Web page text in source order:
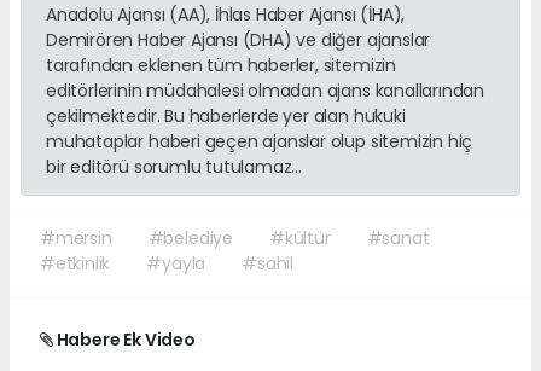
Anadolu Ajansı (AA), İhlas Haber Ajansı (İHA),
Demirören Haber Ajansı (DHA) ve diğer ajanslar
tarafından eklenen tüm haberler, sitemizin
editörlerinin müdahalesi olmadan ajans kanallarından
çekilmektedir. Bu haberlerde yer alan hukuki
muhataplar haberi geçen ajanslar olup sitemizin hiç
bir editörü sorumlu tutulamaz...
#mersin #belediye #kültür
#sanat
#etkinlik
#yayla #sahil
Habere Ek Video